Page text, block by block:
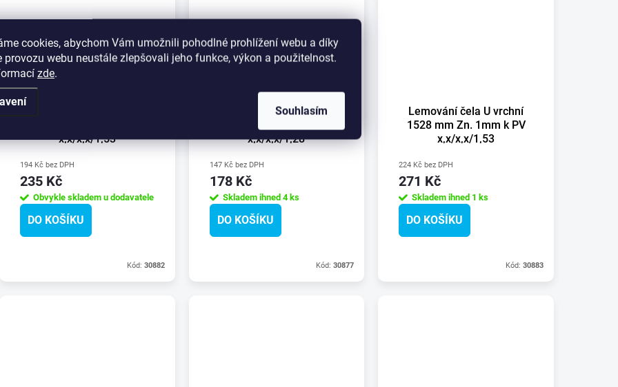
cookies, abychom Vám umožnili pohodlné prohlížení webu a díky
provozu webu neustále zlepšovali jeho funkce, výkon a použitelnost.
zde.
Souhlasím
x,x/x,x/1,53
194 Kč bez DPH
235 Kč
Obvykle skladem u dodavatele
DO KOŠÍKU
Kód: 30882
Lemování čela U vrchní
1279 mm Zn. 1mm k PV
x,x/x,x/1,28
147 Kč bez DPH
178 Kč
Skladem ihned 4 ks
DO KOŠÍKU
Kód:30877
Lemování čela U vrchní
1528 mm Zn. 1mm k PV
x,x/x,x/1,53
224 Kč bez DPH
271 Kč
Skladem ihned 1 ks
DO KOŠÍKU
Kód: 30883